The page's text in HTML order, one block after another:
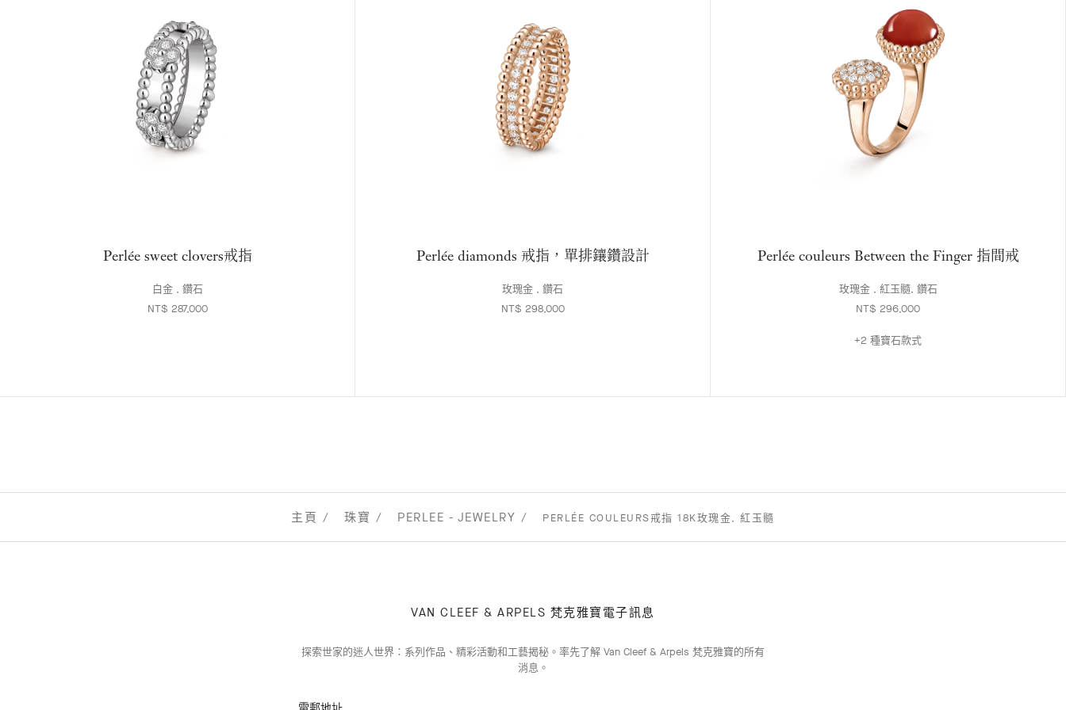
Perlée sweet clovers戒指
白金 , 鑽石
NT$ 287,000
Perlée diamonds 戒指，單排鑲鑽設計
玫瑰金 , 鑽石
NT$ 298,000
Perlée couleurs Between the Finger 指間戒
玫瑰金 , 紅玉髓, 鑽石
NT$ 296,000
+2 種寶石款式
主頁 珠寶 PERLEE - JEWELRY PERLÉE COULEURS戒指 18K玫瑰金, 紅玉髓
VAN CLEEF & ARPELS 梵克雅寶電子訊息
探索世家的迷人世界：系列作品、精彩活動和工藝揭秘。率先了解 Van Cleef & Arpels 梵克雅寶的所有
消息。